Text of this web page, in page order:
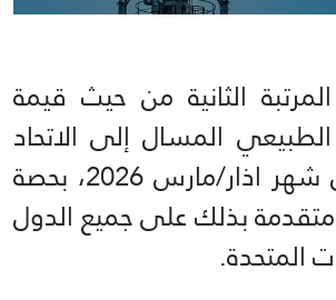
الثانية من حيث قيمة
الطبيعي المسال إلى الاتحاد
الأوروبي خلال شهر اذار/مارس 2026، بحصة
26.1%، متقدمة بذلك على جميع الدول
المتحدة.